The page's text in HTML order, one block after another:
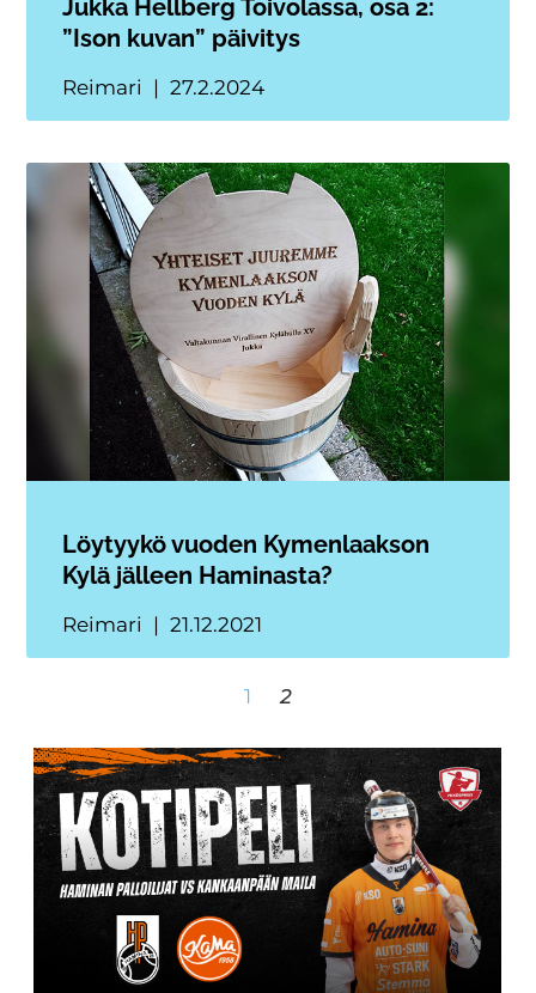
Jukka Hellberg Toivolassa, osa 2:
”Ison kuvan” päivitys
Reimari 27.2.2024
Löytyykö vuoden Kymenlaakson
Kylä jälleen Haminasta?
Reimari 21.12.2021
1 2